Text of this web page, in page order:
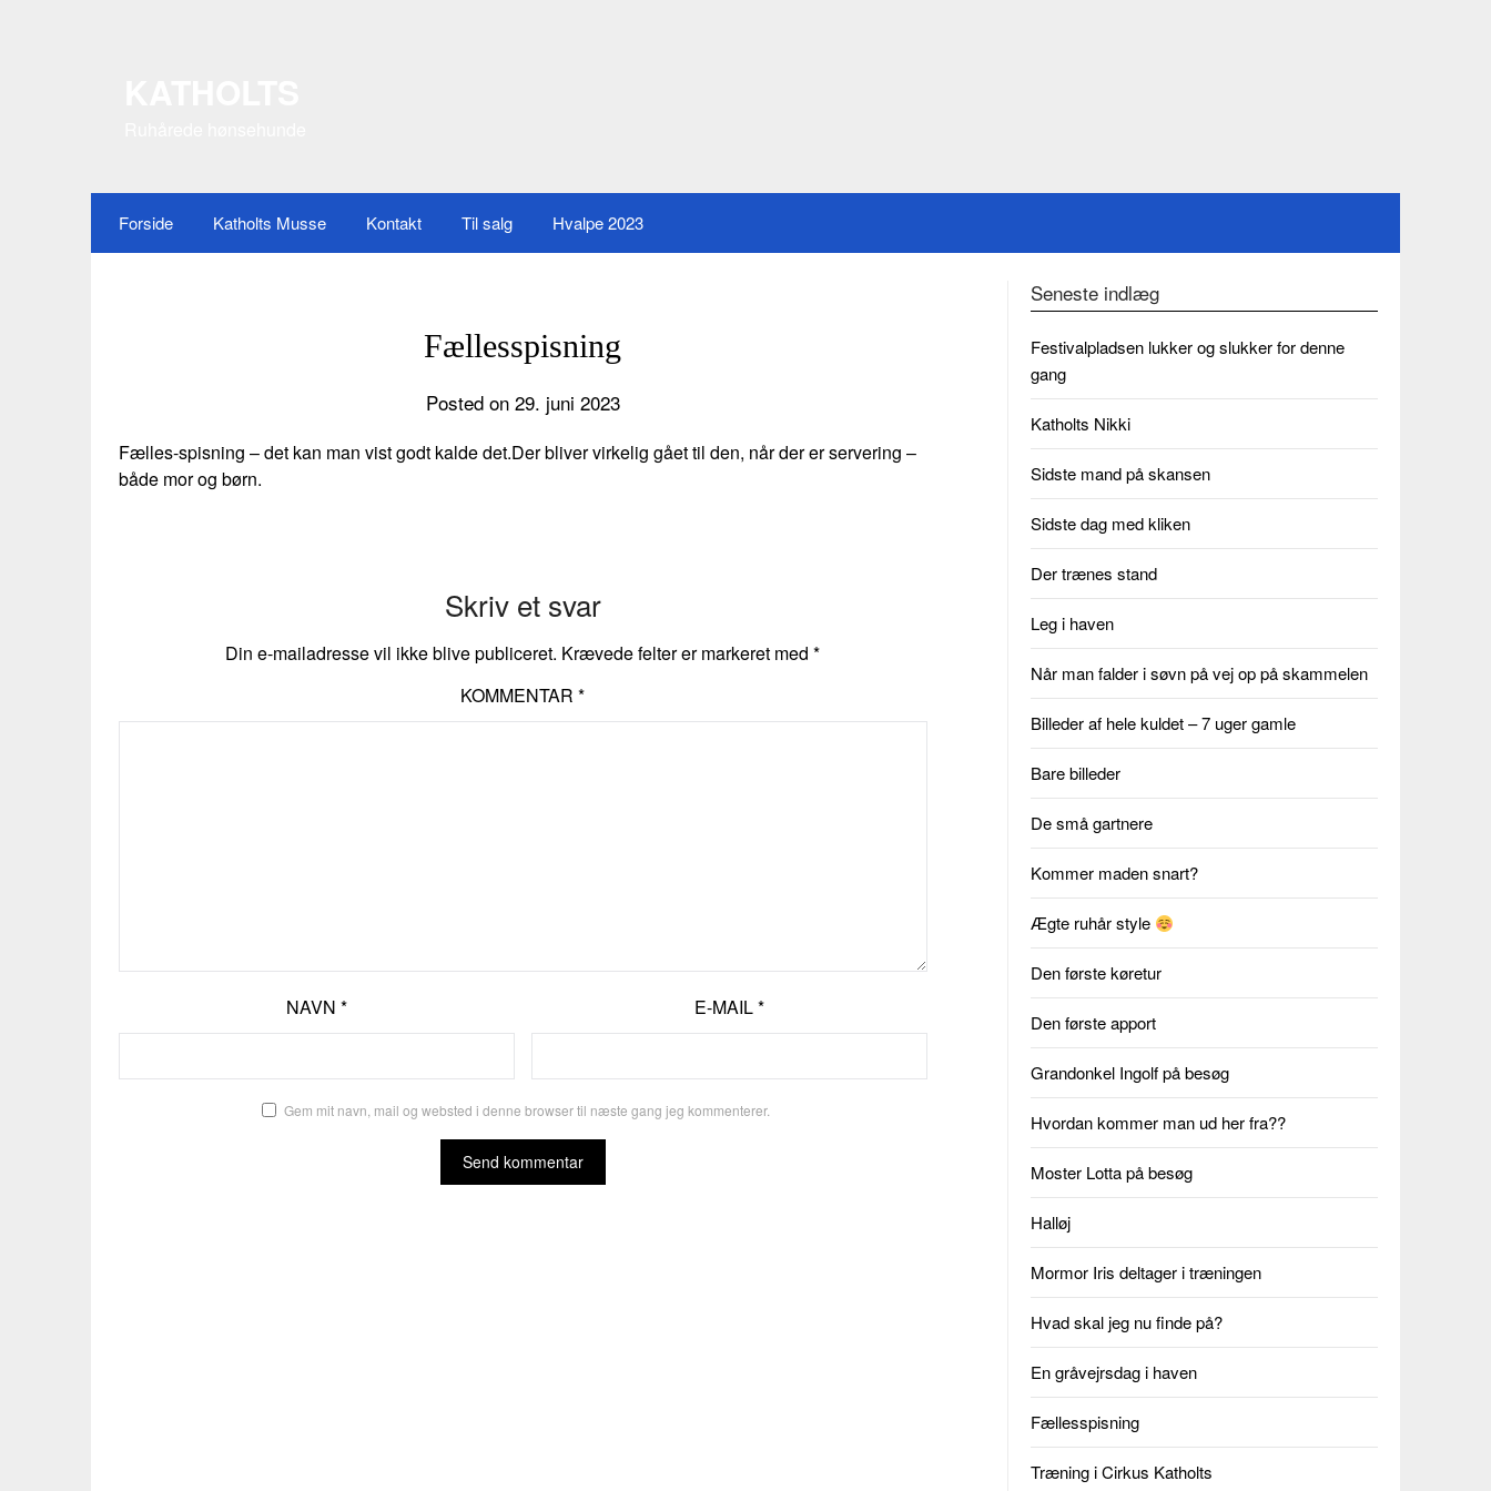
Forside Katholts Musse Kontakt Til salg Hvalpe 2023
Fællesspisning
Posted on 29. juni 2023
Fælles-spisning – det kan man vist godt kalde det.Der bliver virkelig gået til den, når der er servering –
både mor og børn.
Skriv et svar
Din e-mailadresse vil ikke blive publiceret. Krævede felter er markeret med*
KOMMENTAR*
NAVN* E-MAIL*
Gem mit navn, mail og websted i denne browser til næste gang jeg kommenterer.
Seneste indlæg
Festivalpladsen lukker og slukker for denne
gang
Katholts Nikki
Sidste mand på skansen
Sidste dag med kliken
Der trænes stand
Leg i haven
Når man falder i søvn på vej op på skammelen
Billeder af hele kuldet – 7 uger gamle
Bare billeder
De små gartnere
Kommer maden snart?
Ægte ruhår style
Den første køretur
Den første apport
Grandonkel Ingolf på besøg
Hvordan kommer man ud her fra??
Moster Lotta på besøg
Halløj
Mormor Iris deltager i træningen
Hvad skal jeg nu finde på?
En gråvejrsdag i haven
Fællesspisning
Træning i Cirkus Katholts